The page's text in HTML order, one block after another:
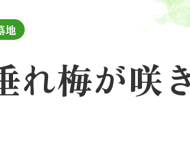
地
梅が咲